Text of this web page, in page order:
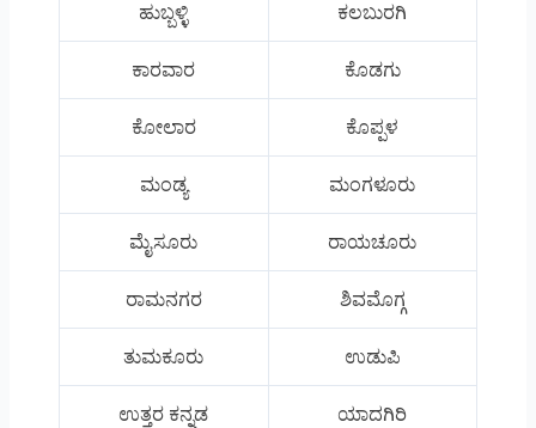
ಹುಬ್ಬಳ್ಳಿ ಕಲಬುರಗಿ
ಕಾರವಾರ ಕೊಡಗು
ಕೋಲಾರ ಕೊಪ್ಪಳ
ಮಂಡ್ಯ ಮಂಗಳೂರು
ಮೈಸೂರು ರಾಯಚೂರು
ರಾಮನಗರ ಶಿವಮೊಗ್ಗ
ತುಮಕೂರು ಉಡುಪಿ
ಉತ್ತರ ಕನ್ನಡ ಯಾದಗಿರಿ